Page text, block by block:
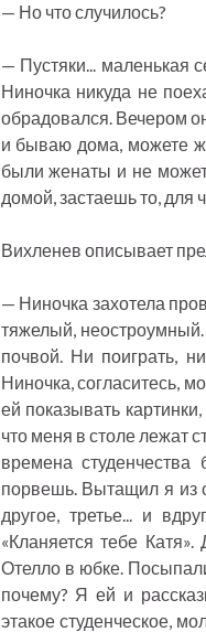
— Но что случилось?
— Пустяки... маленькая
Ниночка никуда не
обрадовался. Вечером
и бываю дома, можете
были женаты и не
домой, застаешь то, для
Вихленев описывает
— Ниночка захотела
тяжелый,
почвой. Ни поиграть,
Ниночка, согласитесь,
ей показывать
что меня в столе лежат
времена
порвешь. Вытащил я из
другое, третье... и
«Кланяется тебе
Отелло в юбке.
почему? Я ей и
этакое студенческое,